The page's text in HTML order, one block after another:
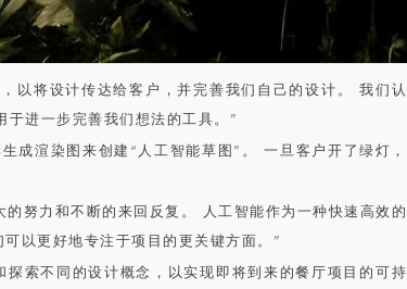
将设计传达给客户，并完善我们自己的设计。 我们认
进一步完善我们想法的工具。”
成渲染图来创建“人工智能草图”。 一旦客户开了绿灯，
努力和不断的来回反复。 人工智能作为一种快速高效的
以更好地专注于项目的更关键方面。”
索不同的设计概念，以实现即将到来的餐厅项目的可持